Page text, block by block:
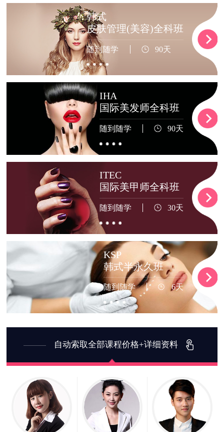
韩式
皮肤管理(美容)全科班
随到随学 90天
IHA
国际美发师全科班
随到随学 90天
ITEC
国际美甲师全科班
随到随学 30天
KSP
韩式半永久班
随到随学 6天
自动索取全部课程价格+详细资料